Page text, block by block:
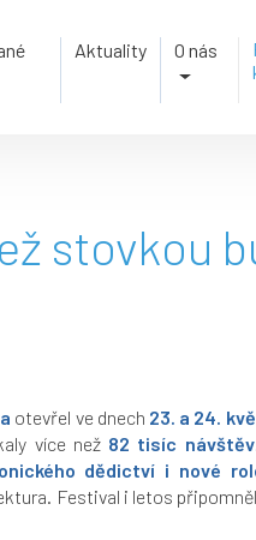
Aktuality O nás
stovkou
otevřel ve dnech 23. a 24.
více než 82 tisíc návštěv
dědictví i nové
Festival i letos